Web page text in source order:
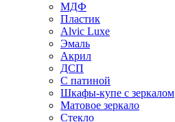
МДФ
Пластик
Alvic Luxe
Эмаль
Акрил
ДСП
С патиной
Шкафы-купе с зеркалом
Матовое зеркало
Стекло